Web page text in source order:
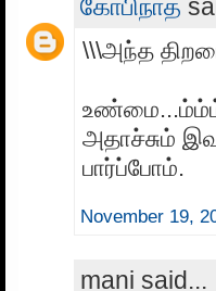
கோபிநாத்
\\\அந்த
உண்மை...ம்ம்ம்
அதாச்சும்
பார்ப்போம்.
November 19,
mani said...